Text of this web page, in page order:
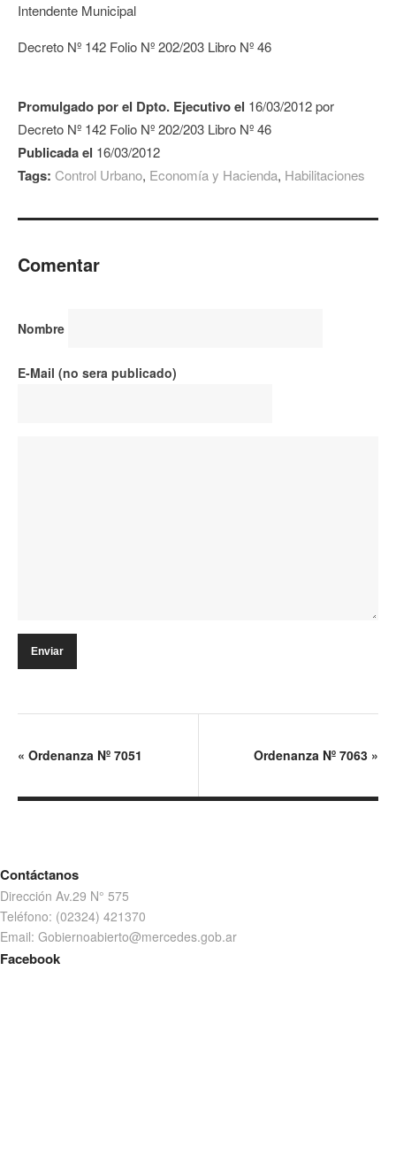
Intendente Municipal
Decreto Nº 142 Folio Nº 202/203 Libro Nº 46
Promulgado por el Dpto. Ejecutivo el 16/03/2012 por
Decreto Nº 142 Folio Nº 202/203 Libro Nº 46
Publicada el 16/03/2012
Tags: Control Urbano, Economía y Hacienda, Habilitaciones
Comentar
Nombre
E-Mail (no sera publicado)
« Ordenanza Nº 7051 Ordenanza Nº 7063 »
Contáctanos
Dirección Av.29 N° 575
Teléfono: (02324) 421370
Email: Gobiernoabierto@mercedes.gob.ar
Facebook